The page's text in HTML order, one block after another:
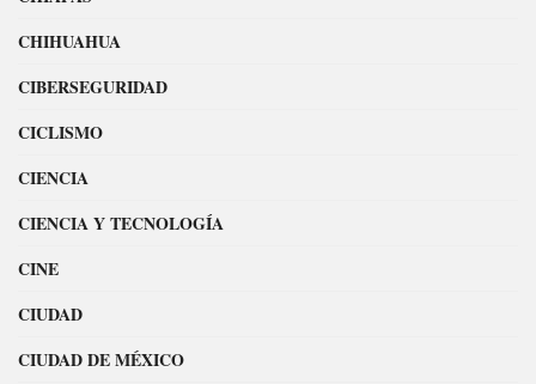
CHIHUAHUA
CIBERSEGURIDAD
CICLISMO
CIENCIA
CIENCIA Y TECNOLOGÍA
CINE
CIUDAD
CIUDAD DE MÉXICO